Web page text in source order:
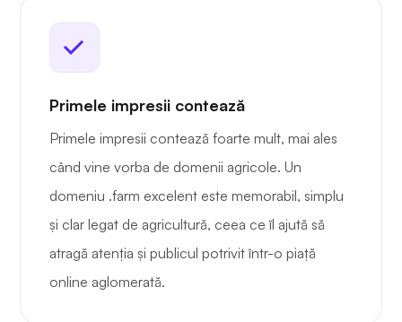
Primele impresii contează
Primele impresii contează foarte mult, mai ales
când vine vorba de domenii agricole. Un
domeniu .farm excelent este memorabil, simplu
și clar legat de agricultură, ceea ce îl ajută să
atragă atenția și publicul potrivit într-o piață
online aglomerată.